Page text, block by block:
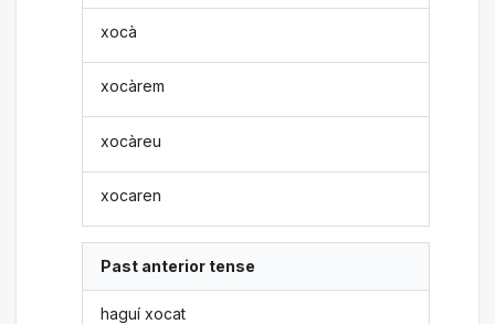
xocà
xocàrem
xocàreu
xocaren
Past anterior tense
haguí xocat